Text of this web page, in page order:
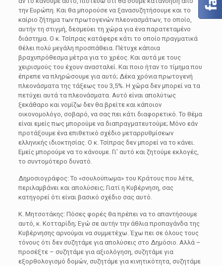
την Ευρώπη. Και θα μπορούσε να ξανασυζητήσουμε και το
καίριο ζήτημα των πρωτογενών πλεονασμάτων, το οποίο,
αυτήν τη στιγμή, δεσμεύει τη χώρα για ένα παρατεταμένο
διάστημα. Ο κ. Τσίπρας κατάφερε κάτι το οποίο πραγματικά
θέλει πολύ μεγάλη προσπάθεια. Πέτυχε κάποια
βραχυπρόθεσμα μέτρα για το χρέος. Και αυτά με τους
χειρισμούς του έχουν ανασταλεί. Και ποιο ήταν το τίμημα που
έπρεπε να πληρώσουμε για αυτό; Δέκα χρόνια πρωτογενή
πλεονάσματα της τάξεως του 3,5%. Η χώρα δεν μπορεί να τα
πετύχει αυτά τα πλεονάσματα. Αυτό είναι απολύτως
ξεκάθαρο και νομίζω δεν θα βρείτε και κάποιον
οικονομολόγο, σοβαρό, να σας πει κάτι διαφορετικό. Το θέμα
είναι εμείς πως μπορούμε να διαπραγματευτούμε; Μόνο εάν
προτάξουμε ένα επιθετικό σχέδιο μεταρρυθμίσεων
ελληνικής ιδιοκτησίας. Ο κ. Τσίπρας δεν μπορεί να το κάνει.
Εμείς μπορούμε να το κάνουμε. Γι’ αυτό και ζητούμε εκλογές,
το συντομότερο δυνατό.
Δημοσιογράφος: Το «σουλούπωμα» του Κράτους που λέτε,
περιλαμβάνει και απολύσεις; Γιατί η Κυβέρνηση, σας
κατηγορεί ότι είναι βασικό σχέδιο σας αυτό.
Κ. Μητσοτάκης: Πόσες φορές θα πρέπει να το απαντήσουμε
αυτό, κ. Κοτταρίδη; Εγώ σε αυτήν την άθλια προπαγάνδα της
Κυβέρνησης αρνούμαι να συμμετέχω. Έχω πει σε όλους τους
τόνους ότι δεν συζητάμε για απολύσεις στο Δημόσιο. Αλλά –
προσέξτε – συζητάμε για αξιολόγηση, συζητάμε για
εξορθολογισμό δομών, συζητάμε για κινητικότητα, συζητάμε